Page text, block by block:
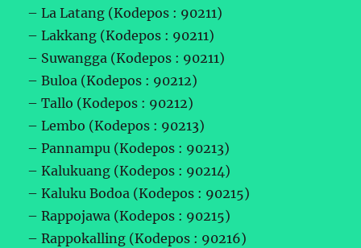
– La Latang (Kodepos : 90211)
– Lakkang (Kodepos : 90211)
– Suwangga (Kodepos : 90211)
– Buloa (Kodepos : 90212)
– Tallo (Kodepos : 90212)
– Lembo (Kodepos : 90213)
– Pannampu (Kodepos : 90213)
– Kalukuang (Kodepos : 90214)
– Kaluku Bodoa (Kodepos : 90215)
– Rappojawa (Kodepos : 90215)
– Rappokalling (Kodepos : 90216)